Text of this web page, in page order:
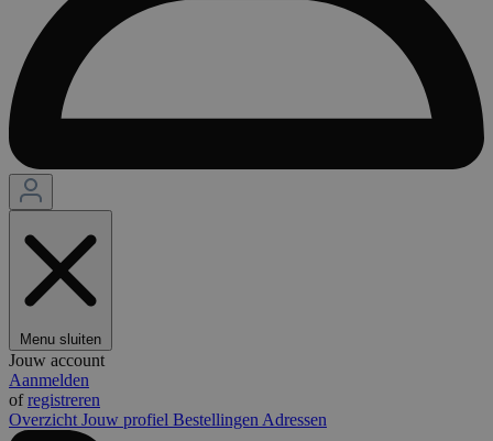
Menu sluiten
Jouw account
Aanmelden
ofregistreren
Overzicht Jouw profiel Bestellingen Adressen